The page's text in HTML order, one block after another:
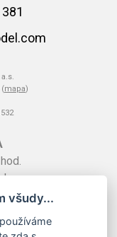
mapa)
dohody
všudy...